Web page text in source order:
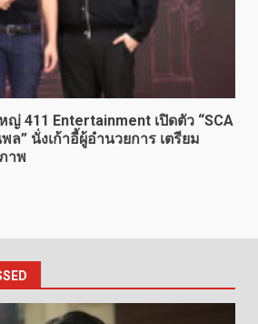
ญ่ 411 Entertainment เปิดตัว “SCA
ล” นั่งเก้าอี้ผู้อำนวยการ เตรียม
าพ